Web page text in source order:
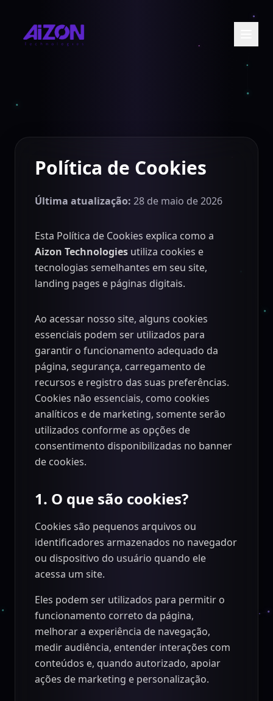
Política de Cookies
Última atualização: 28 de maio de 2026
Esta Política de Cookies explica como a
Aizon Technologies utiliza cookies e
tecnologias semelhantes em seu site,
landing pages e páginas digitais.
Ao acessar nosso site, alguns cookies
essenciais podem ser utilizados para
garantir o funcionamento adequado da
página, segurança, carregamento de
recursos e registro das suas preferências.
Cookies não essenciais, como cookies
analíticos e de marketing, somente serão
utilizados conforme as opções de
consentimento disponibilizadas no banner
de cookies.
1. O que são cookies?
Cookies são pequenos arquivos ou
identificadores armazenados no navegador
ou dispositivo do usuário quando ele
acessa um site.
Eles podem ser utilizados para permitir o
funcionamento correto da página,
melhorar a experiência de navegação,
medir audiência, entender interações com
conteúdos e, quando autorizado, apoiar
ações de marketing e personalização.